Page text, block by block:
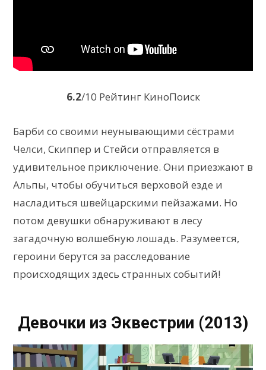
6.2/10 Рейтинг КиноПоиск
Барби со своими неунывающими сёстрами
Челси, Скиппер и Стейси отправляется в
удивительное приключение. Они приезжают в
Альпы, чтобы обучиться верховой езде и
насладиться швейцарскими пейзажами. Но
потом девушки обнаруживают в лесу
загадочную волшебную лошадь. Разумеется,
героини берутся за расследование
происходящих здесь странных событий!
Девочки из Эквестрии (2013)